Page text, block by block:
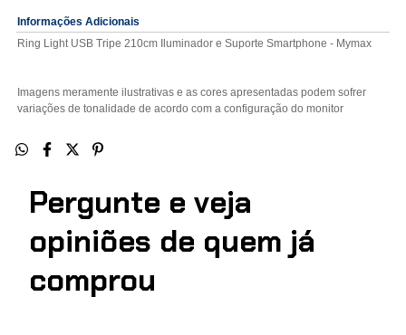
Informações Adicionais
Ring Light USB Tripe 210cm Iluminador e Suporte Smartphone - Mymax
Imagens meramente ilustrativas e as cores apresentadas podem sofrer
variações de tonalidade de acordo com a configuração do monitor
Pergunte e veja
opiniões de quem j
comprou